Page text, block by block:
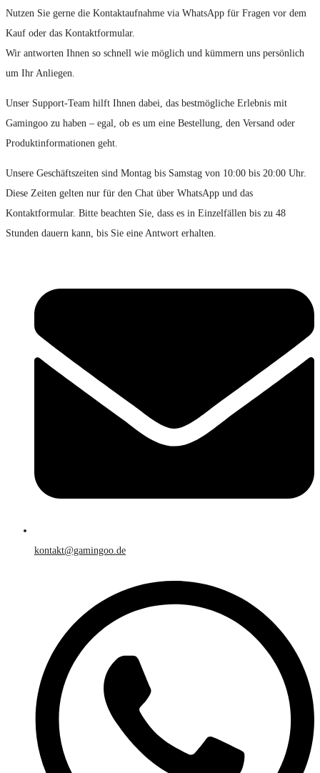
Nutzen Sie gerne die Kontaktaufnahme via WhatsApp für Fragen vor dem
Kauf oder das Kontaktformular.
Wir antworten Ihnen so schnell wie möglich und kümmern uns persönlich
um Ihr Anliegen.
Unser Support-Team hilft Ihnen dabei, das bestmögliche Erlebnis mit
Gamingoo zu haben – egal, ob es um eine Bestellung, den Versand oder
Produktinformationen geht.
Unsere Geschäftszeiten sind Montag bis Samstag von 10:00 bis 20:00 Uhr.
Diese Zeiten gelten nur für den Chat über WhatsApp und das
Kontaktformular. Bitte beachten Sie, dass es in Einzelfällen bis zu 48
Stunden dauern kann, bis Sie eine Antwort erhalten.
kontakt@gamingoo.de